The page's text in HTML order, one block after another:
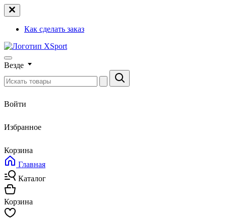
Как сделать заказ
Везде
Войти
Избранное
Корзина
Главная
Каталог
Корзина